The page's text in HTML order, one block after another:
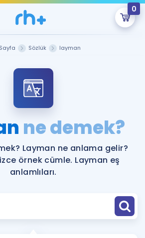
0
ÜYE DEĞİLİM
Şu An Boş.
hazırlayacak onlarca eğitim seni
bekliyor!
Sözlük layman
ne demek?
Layman ne anlama gelir?
örnek cümle. Layman eş
anlamlıları.